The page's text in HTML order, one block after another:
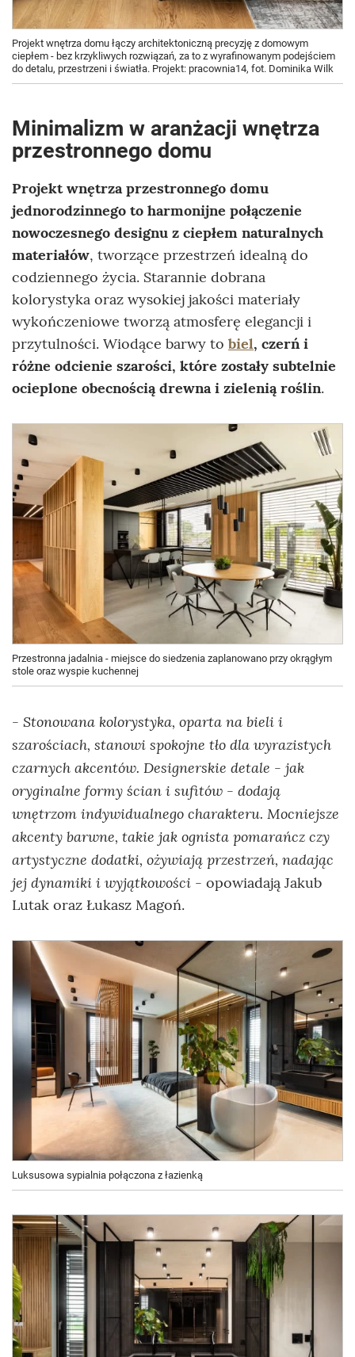
Projekt wnętrza domu łączy architektoniczną precyzję z domowym
ciepłem - bez krzykliwych rozwiązań, za to z wyrafinowanym podejściem
do detalu, przestrzeni i światła. Projekt: pracownia14, fot. Dominika Wilk
Minimalizm w aranżacji wnętrza
przestronnego domu
Projekt wnętrza przestronnego domu
jednorodzinnego to harmonijne połączenie
nowoczesnego designu z ciepłem naturalnych
materiałów, tworzące przestrzeń idealną do
codziennego życia. Starannie dobrana
kolorystyka oraz wysokiej jakości materiały
wykończeniowe tworzą atmosferę elegancji i
przytulności. Wiodące barwy to biel, czerń i
różne odcienie szarości, które zostały subtelnie
ocieplone obecnością drewna i zielenią roślin.
Przestronna jadalnia - miejsce do siedzenia zaplanowano przy okrągłym
stole oraz wyspie kuchennej
- Stonowana kolorystyka, oparta na bieli i
szarościach, stanowi spokojne tło dla wyrazistych
czarnych akcentów. Designerskie detale - jak
oryginalne formy ścian i sufitów - dodają
wnętrzom indywidualnego charakteru. Mocniejsze
akcenty barwne, takie jak ognista pomarańcz czy
artystyczne dodatki, ożywiają przestrzeń, nadając
jej dynamiki i wyjątkowości - opowiadają Jakub
Lutak oraz Łukasz Magoń.
Luksusowa sypialnia połączona z łazienką